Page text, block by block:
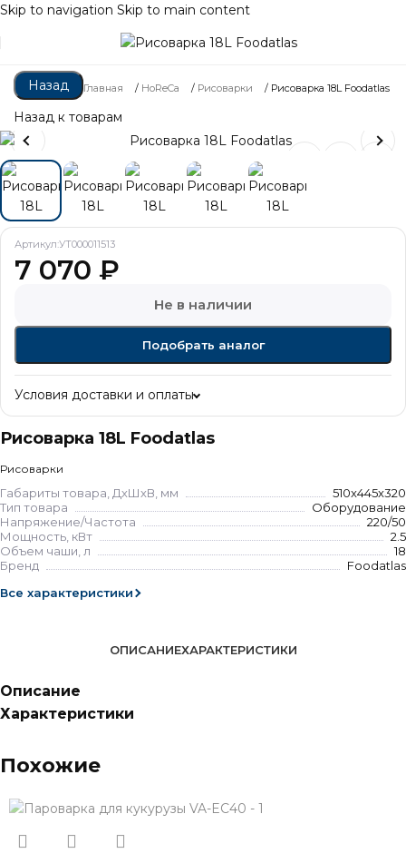
Skip to navigation Skip to main content
Назад Главная / HoReCa / Рисоварки / Рисоварка 18L Foodatlas
Назад к товарам
Рисоварка 18L Foodatlas
Рисоварки
Габариты товара, ДхШхВ, мм
510x445x320
Тип товара
Оборудование
Напряжение/Частота
220/50
Мощность, кВт
2.5
Объем чаши, л
18
Бренд
Foodatlas
Все характеристики
Артикул:УТ000011513
7 070 ₽
Не в наличии
Подобрать аналог
Условия доставки и оплаты
ОПИСАНИЕХАРАКТЕРИСТИКИ
Описание
Характеристики
Похожие